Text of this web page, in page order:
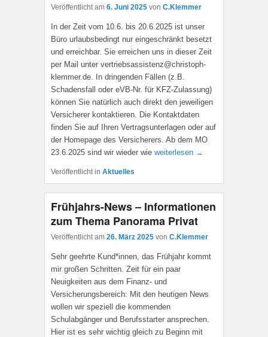
Veröffentlicht am 6. Juni 2025 von C.Klemmer
In der Zeit vom 10.6. bis 20.6.2025 ist unser
Büro urlaubsbedingt nur eingeschränkt besetzt
und erreichbar. Sie erreichen uns in dieser Zeit
per Mail unter vertriebsassistenz@christoph-
klemmer.de. In dringenden Fällen (z.B.
Schadensfall oder eVB-Nr. für KFZ-Zulassung)
können Sie natürlich auch direkt den jeweiligen
Versicherer kontaktieren. Die Kontaktdaten
finden Sie auf Ihren Vertragsunterlagen oder auf
der Homepage des Versicherers. Ab dem MO
23.6.2025 sind wir wieder wie weiterlesen →
Veröffentlicht in Aktuelles
Frühjahrs-News – Informationen
zum Thema Panorama Privat
Veröffentlicht am 26. März 2025 von C.Klemmer
Sehr geehrte Kund*innen, das Frühjahr kommt
mir großen Schritten. Zeit für ein paar
Neuigkeiten aus dem Finanz- und
Versicherungsbereich: Mit den heutigen News
wollen wir speziell die kommenden
Schulabgänger und Berufsstarter ansprechen.
Hier ist es sehr wichtig gleich zu Beginn mit